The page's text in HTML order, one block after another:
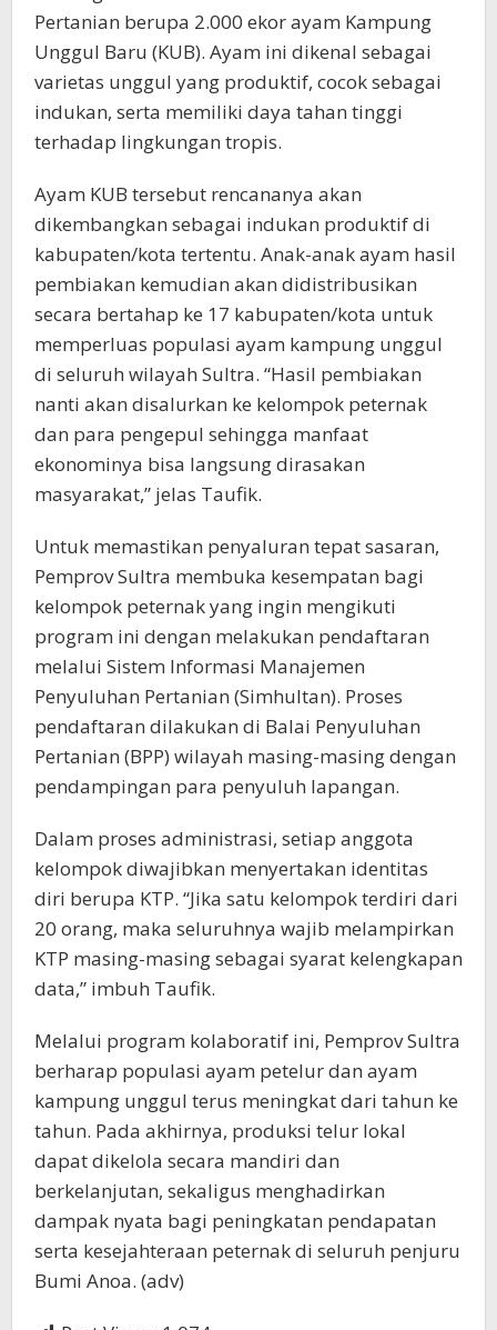
Pertanian berupa 2.000 ekor ayam Kampung
Unggul Baru (KUB). Ayam ini dikenal sebagai
varietas unggul yang produktif, cocok sebagai
indukan, serta memiliki daya tahan tinggi
terhadap lingkungan tropis.
Ayam KUB tersebut rencananya akan
dikembangkan sebagai indukan produktif di
kabupaten/kota tertentu. Anak-anak ayam hasil
pembiakan kemudian akan didistribusikan
secara bertahap ke 17 kabupaten/kota untuk
memperluas populasi ayam kampung unggul
di seluruh wilayah Sultra. “Hasil pembiakan
nanti akan disalurkan ke kelompok peternak
dan para pengepul sehingga manfaat
ekonominya bisa langsung dirasakan
masyarakat,” jelas Taufik.
Untuk memastikan penyaluran tepat sasaran,
Pemprov Sultra membuka kesempatan bagi
kelompok peternak yang ingin mengikuti
program ini dengan melakukan pendaftaran
melalui Sistem Informasi Manajemen
Penyuluhan Pertanian (Simhultan). Proses
pendaftaran dilakukan di Balai Penyuluhan
Pertanian (BPP) wilayah masing-masing dengan
pendampingan para penyuluh lapangan.
Dalam proses administrasi, setiap anggota
kelompok diwajibkan menyertakan identitas
diri berupa KTP. “Jika satu kelompok terdiri dari
20 orang, maka seluruhnya wajib melampirkan
KTP masing-masing sebagai syarat kelengkapan
data,” imbuh Taufik.
Melalui program kolaboratif ini, Pemprov Sultra
berharap populasi ayam petelur dan ayam
kampung unggul terus meningkat dari tahun ke
tahun. Pada akhirnya, produksi telur lokal
dapat dikelola secara mandiri dan
berkelanjutan, sekaligus menghadirkan
dampak nyata bagi peningkatan pendapatan
serta kesejahteraan peternak di seluruh penjuru
Bumi Anoa. (adv)